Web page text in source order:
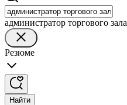
администратор торгового зала
Резюме
Найти